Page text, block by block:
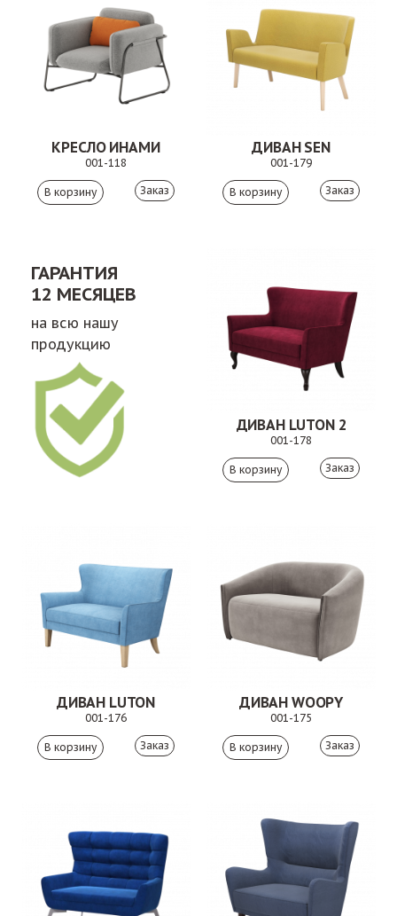
КРЕСЛО ИНАМИ
001-118
Заказ
ДИВАН SEN
001-179
Заказ
ГАРАНТИЯ
12 МЕСЯЦЕВ
на всю нашу
продукцию
ДИВАН LUTON 2
001-178
Заказ
ДИВАН LUTON
001-176
Заказ
ДИВАН WOOPY
001-175
Заказ